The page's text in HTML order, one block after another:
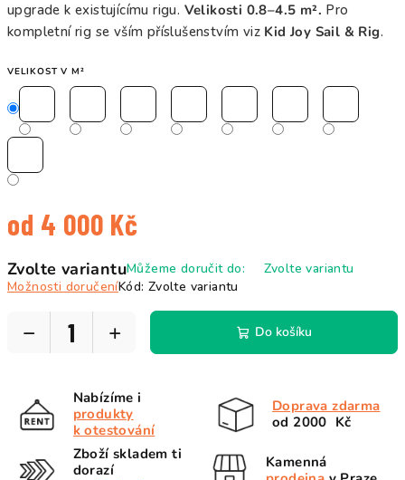
upgrade k existujícímu rigu. Velikosti 0.8–4.5 m². Pro
kompletní rig se vším příslušenstvím viz Kid Joy Sail & Rig.
VELIKOST V M²
od 4 000 Kč
cena:
Zvolte variantuMůžeme doručit do:
Zvolte variantu
Možnosti doručeníKód: Zvolte variantu
+
− Do košíku
Nabízíme i
produkty
k otestování
Doprava zdarma
od 2000 Kč
Zboží skladem ti
dorazí
Kamenná